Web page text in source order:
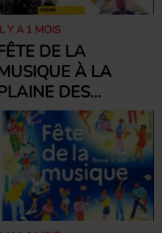
Y A 1 MOIS
DE LA
À LA
DES
PALMISTES